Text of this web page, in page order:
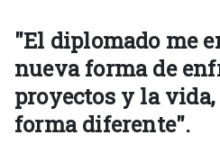
"El diplomado me
nueva forma de
proyectos y la vida,
forma diferente".